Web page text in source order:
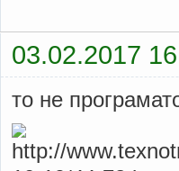
03.02.2017
то не